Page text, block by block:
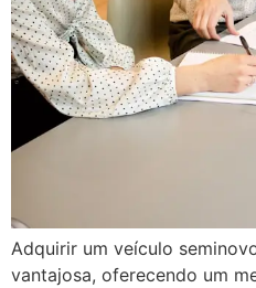
Adquirir um veículo
vantajosa, oferecendo um